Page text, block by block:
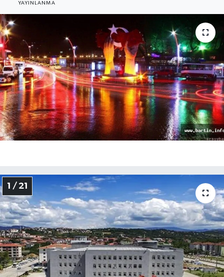
YAYINLANMA
1 / 21
Kültür-Sanat
Magazin
Medya
Sağlık
Sinema
Spor
Tarım
Turizm
Yaşam
Son Dakika Haberleri
Haber Arşivi